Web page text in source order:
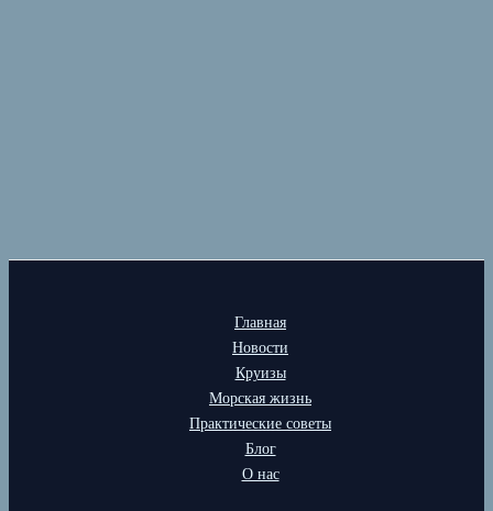
Главная
Новости
Круизы
Морская жизнь
Практические советы
Блог
О нас